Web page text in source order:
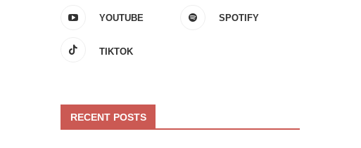
YOUTUBE SPOTIFY
TIKTOK
RECENT POSTS